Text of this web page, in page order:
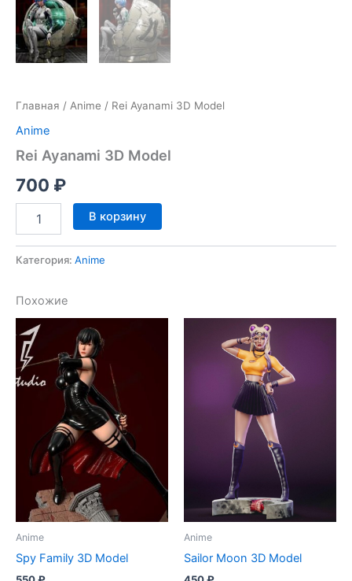
Главная / Anime / Rei Ayanami 3D Model
Anime
Rei Ayanami 3D Model
700 ₽
Количество
товара
Ayanami
В корзину
Категория: Anime
Похожие
Anime
Spy Family 3D Model
Anime
Sailor Moon 3D Model